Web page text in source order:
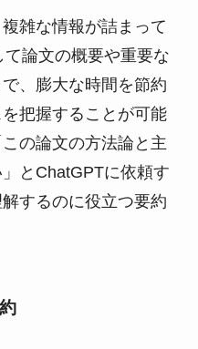
雑な情報が詰まって
論文の概要や重要な
、膨大な時間を節約
把握することが可能
の論文の方法論と主
とChatGPTに依頼す
するのに役立つ要約